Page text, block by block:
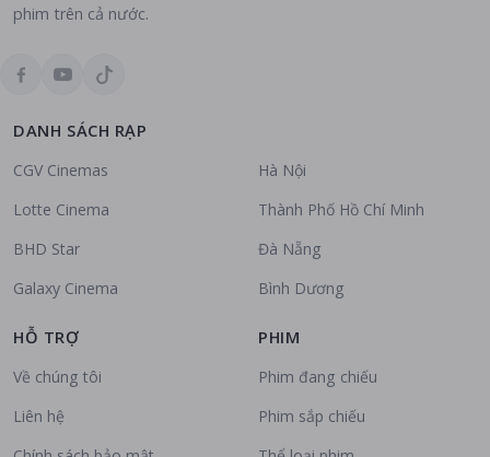
phim trên cả nước.
DANH SÁCH RẠP
CGV Cinemas
Lotte Cinema
BHD Star
Galaxy Cinema
Hà Nội
Thành Phố Hồ Chí Minh
Đà Nẵng
Bình Dương
HỖ TRỢ
Về chúng tôi
Liên hệ
PHIM
Phim đang chiếu
Phim sắp chiếu